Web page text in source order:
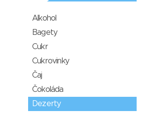
Alkohol
Bagety
Cukr
Cukrovinky
Čaj
Čokoláda
Dezerty